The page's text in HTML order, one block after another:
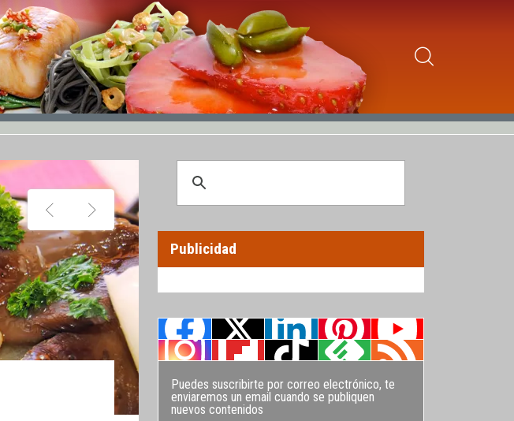
Publicidad
Puedes suscribirte por correo electrónico, te
enviaremos un email cuando se publiquen
nuevos contenidos